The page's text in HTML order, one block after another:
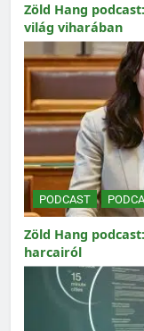
Zöld Hang
világ viharában
PODCAST
Zöld Hang
harcairól